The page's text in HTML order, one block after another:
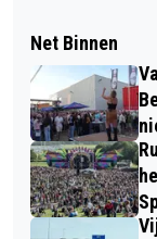
Net Binnen